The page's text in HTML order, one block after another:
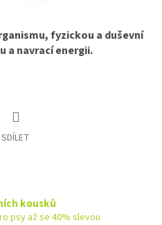
fyzickou a duševní
a navrací energii.
SDÍLET
kousků
psy až se 40% slevou